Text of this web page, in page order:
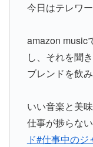
今日はテレワー
amazon music
し、それを聞
ブレンドを飲
いい音楽と美
仕事が捗らな
ド#仕事中のジ